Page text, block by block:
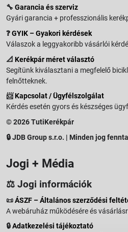
🔧 Garancia és szerviz
Gyári garancia + professzionális
❓GYIK – Gyakori kérdések
Válaszok a leggyakoribb vásárlói
📐 Kerékpár méret választó
Segítünk kiválasztani a megfelelő
felnőtteknek.
📨Kapcsolat / Ügyfélszolgálat
Kérdés esetén gyors és készséges
© 2026 TutiKerékpár
🔒 JDB Group s.r.o. | Minden jog
Jogi + Média
⚖️ Jogi információk
📜ÁSZF – Általános szerződési
A webáruház működésére és
🔒Adatkezelési tájékoztató